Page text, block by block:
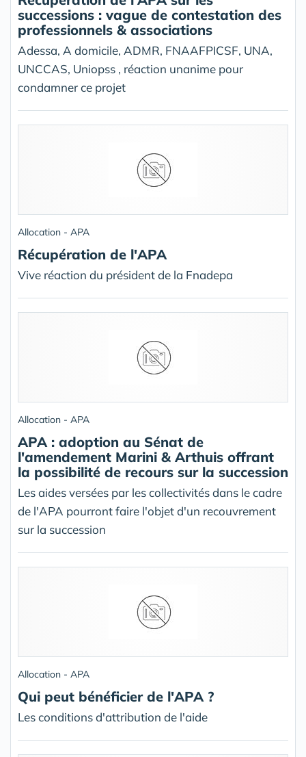
successions : vague de contestation des
professionnels & associations
Adessa, A domicile, ADMR, FNAAFPICSF, UNA,
UNCCAS, Uniopss , réaction unanime pour
condamner ce projet
Allocation - APA
Récupération de l'APA
Vive réaction du président de la Fnadepa
Allocation - APA
APA : adoption au Sénat de
l'amendement Marini & Arthuis offrant
la possibilité de recours sur la succession
Les aides versées par les collectivités dans le cadre
de l'APA pourront faire l'objet d'un recouvrement
sur la succession
Allocation - APA
Qui peut bénéficier de l'APA ?
Les conditions d'attribution de l'aide